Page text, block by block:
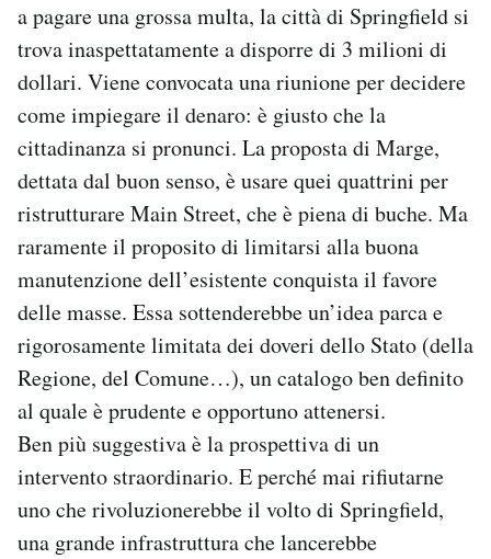
Hai bisogno di aiuto?
Esci
a pagare una grossa multa, la città di Springfield si
trova inaspettatamente a disporre di 3 milioni di
dollari. Viene convocata una riunione per decidere
come impiegare il denaro: è giusto che la
cittadinanza si pronunci. La proposta di Marge,
dettata dal buon senso, è usare quei quattrini per
ristrutturare Main Street, che è piena di buche. Ma
raramente il proposito di limitarsi alla buona
manutenzione dell’esistente conquista il favore
delle masse. Essa sottenderebbe un’idea parca e
rigorosamente limitata dei doveri dello Stato (della
Regione, del Comune…), un catalogo ben definito
al quale è prudente e opportuno attenersi.
Ben più suggestiva è la prospettiva di un
intervento straordinario. E perché mai rifiutarne
uno che rivoluzionerebbe il volto di Springfield,
una grande infrastruttura che lancerebbe